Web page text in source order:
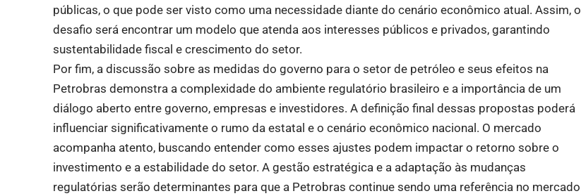
públicas, o que pode ser visto como uma necessidade diante do cenário econômico atual. Assim, o
desafio será encontrar um modelo que atenda aos interesses públicos e privados, garantindo
sustentabilidade fiscal e crescimento do setor.
Por fim, a discussão sobre as medidas do governo para o setor de petróleo e seus efeitos na
Petrobras demonstra a complexidade do ambiente regulatório brasileiro e a importância de um
diálogo aberto entre governo, empresas e investidores. A definição final dessas propostas poderá
influenciar significativamente o rumo da estatal e o cenário econômico nacional. O mercado
acompanha atento, buscando entender como esses ajustes podem impactar o retorno sobre o
investimento e a estabilidade do setor. A gestão estratégica e a adaptação às mudanças
regulatórias serão determinantes para que a Petrobras continue sendo uma referência no mercado